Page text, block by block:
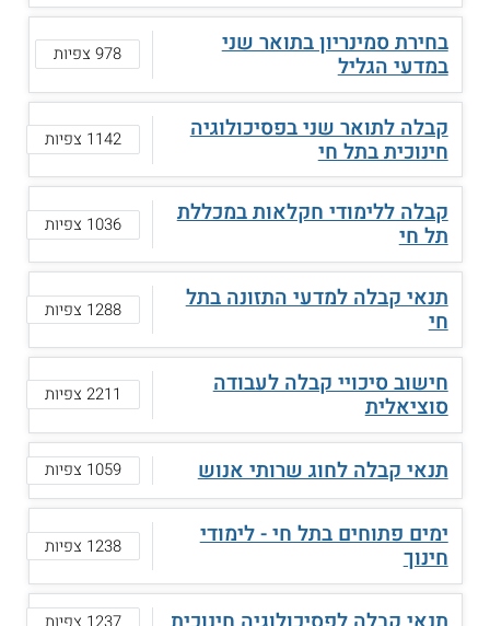
בחירת סמינריון בתואר שני
במדעי הגליל 978 צפיות
קבלה לתואר שני בפסיכולוגיה
חינוכית בתל חי 1142 צפיות
קבלה ללימודי חקלאות במכללת
תל חי 1036 צפיות
תנאי קבלה למדעי התזונה בתל
חי 1288 צפיות
חישוב סיכויי קבלה לעבודה
סוציאלית 2211 צפיות
תנאי קבלה לחוג שרותי אנוש 1059 צפיות
ימים פתוחים בתל חי - לימודי
חינוך 1238 צפיות